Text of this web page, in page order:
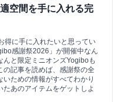
空間を手に入れる完
得に手に入れたいと思ってい
感謝祭2026」が開催中なん
と限定ミニオンズYogiboも
記事を読めば、感謝祭の全
ための情報がすべてわかり
たあのアイテムをゲットしよ